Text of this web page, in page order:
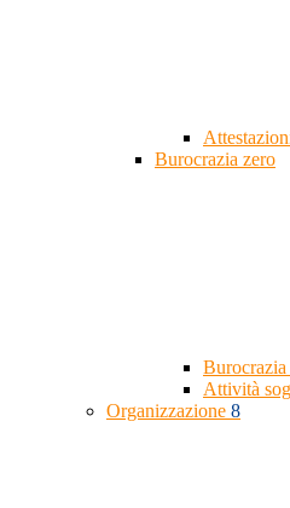
Burocrazia zero
Burocrazia
Attività
Organizzazione 8